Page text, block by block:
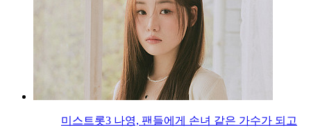
미스트롯3 나영, 팬들에게 손녀 같은 가수가 되고